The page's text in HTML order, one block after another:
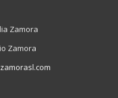
Zamora
Zamora